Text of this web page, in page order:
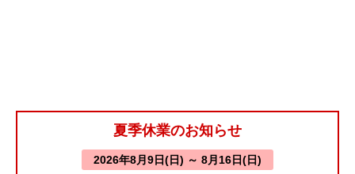
夏季休業のお知らせ
2026年8月9日(日) ～ 8月16日(日)